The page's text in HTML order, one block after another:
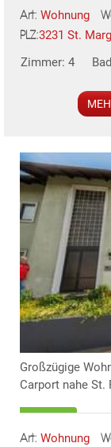
Art: Wohnung
PLZ:3231 St.
Zimmer: 4
Großzügige
Carport nahe St.
Art: Wohnung